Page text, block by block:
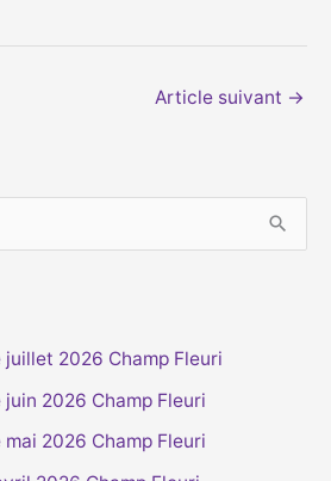
Article suivant →
juillet 2026 Champ Fleuri
2026 Champ Fleuri
2026 Champ Fleuri